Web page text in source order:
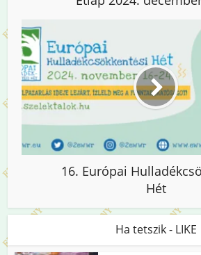
16. Európai
Hét
Ha tetszik - LIKE